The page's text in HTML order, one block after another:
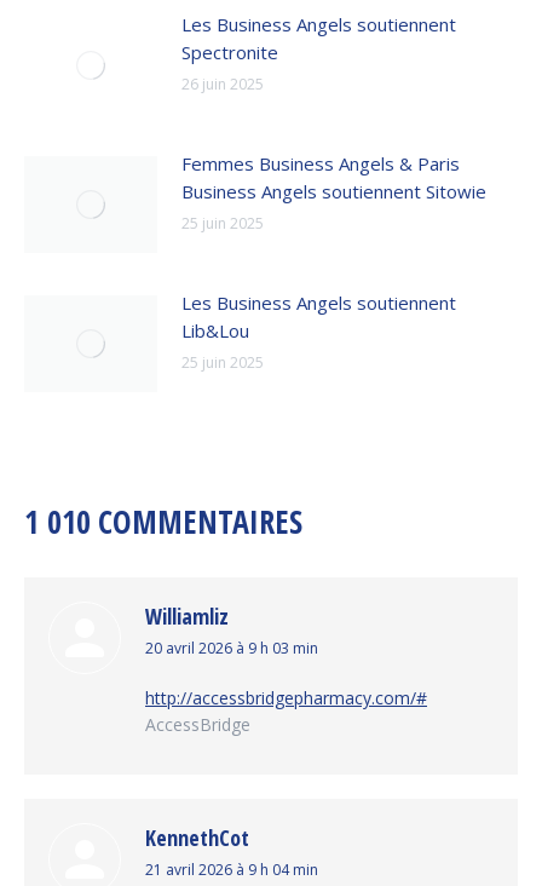
Les Business Angels soutiennent
Spectronite
26 juin 2025
Femmes Business Angels & Paris
Business Angels soutiennent Sitowie
25 juin 2025
Les Business Angels soutiennent
Lib&Lou
25 juin 2025
1 010 COMMENTAIRES
Williamliz
dit
20 avril 2026 à 9 h 03 min
http://accessbridgepharmacy.com/#
AccessBridge
KennethCot
dit
21 avril 2026 à 9 h 04 min